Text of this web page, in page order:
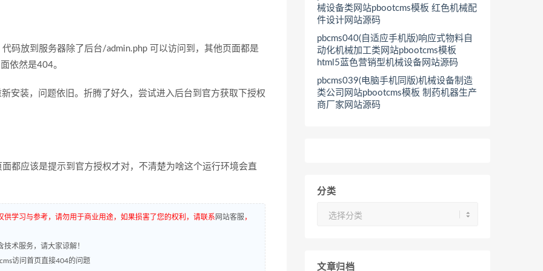
放到服务器除了后台/admin.php 可以访问到，其他页面都是
依然是404。
装，问题依旧。折腾了好久，尝试进入后台到官方获取下授权
应该是提示到官方授权才对，不清楚为啥这个运行环境会直
学习与参考，请勿用于商业用途，如果损害了您的权利，请联系 网站客服，
术服务，请大家谅解！
访问首页直接404的问题
械设备类网站pbootcms模板 红色机械配
件设计网站源码
pbcms040(自适应手机版)响应式物料自
动化机械加工类网站pbootcms模板
html5蓝色营销型机械设备网站源码
pbcms039(电脑手机同版)机械设备制造
类公司网站pbootcms模板 制药机器生产
商厂家网站源码
分类
文章归档